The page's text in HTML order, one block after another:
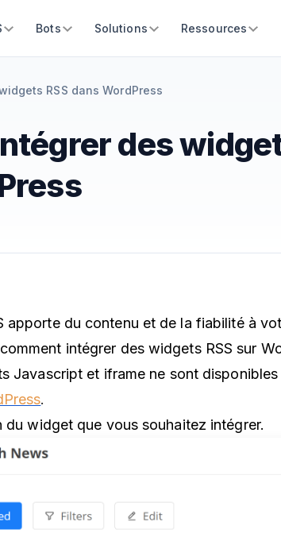
Bots Solutions Ressources
RSS dans WordPress
des
apporte du contenu et de la fiabilité à
intégrer des widgets RSS sur
Javascript et iframe ne sont
.
du widget que vous souhaitez intégrer.